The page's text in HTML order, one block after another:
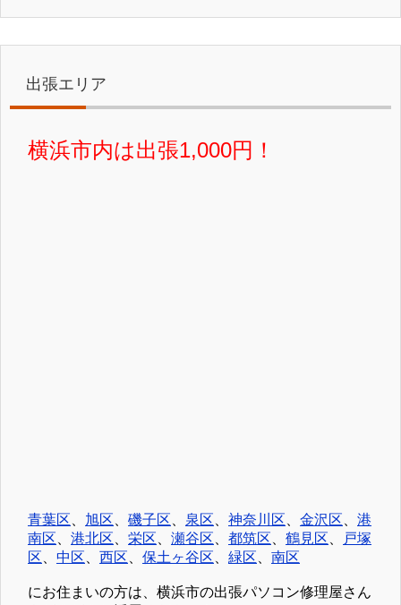
出張エリア
横浜市内は出張1,000円！
青葉区 旭区 磯子区 泉区 神奈川区 金沢区
港
南区
港北区 栄区 瀬谷区 都筑区 鶴見区
戸塚
区
中区 西区 保土ヶ谷区 緑区 南区
にお住まいの方は、横浜市の出張パソコン修理屋さん